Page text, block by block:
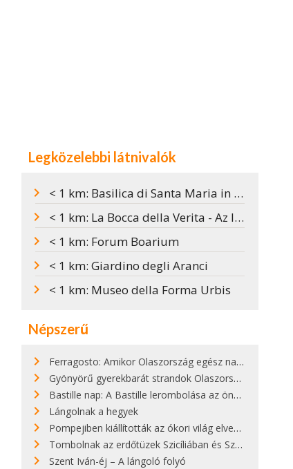
Legközelebbi látnivalók
< 1 km: Basilica di Santa Maria in Cosmedin - Szent Valentin koponyája és az Igazság Szája temploma
< 1 km: La Bocca della Verita - Az Igazság Szája
< 1 km: Forum Boarium
< 1 km: Giardino degli Aranci
< 1 km: Museo della Forma Urbis
Népszerű
Ferragosto: Amikor Olaszország egész nap nyaral
Gyönyörű gyerekbarát strandok Olaszországban - megmutatjuk a 15 legjobbat
Bastille nap: A Bastille lerombolása az önkényuralom végét jelentette
Lángolnak a hegyek
Pompejiben kiállították az ókori világ elveszett híres szobrának másolatát
Tombolnak az erdőtüzek Szicíliában és Szardínián
Szent Iván-éj – A lángoló folyó